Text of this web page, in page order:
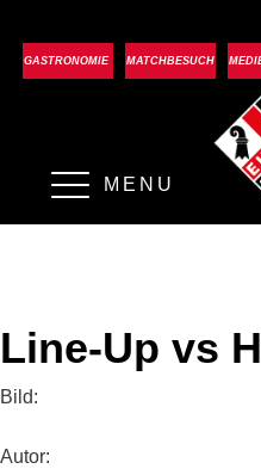
GASTRONOMIE MATCHBESUCH
MENU
Line-Up vs
Bild:
Autor: